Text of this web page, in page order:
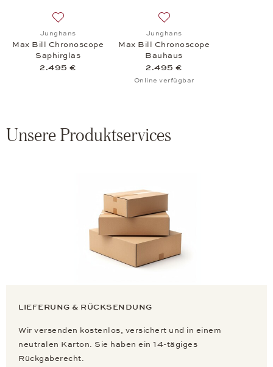
Junghans
Max Bill Chronoscope
Saphirglas
2.495 €
Junghans
Max Bill Chronoscope
Bauhaus
2.495 €
Online verfügbar
Unsere Produktservices
LIEFERUNG & RÜCKSENDUNG
Wir versenden kostenlos, versichert und in einem
neutralen Karton. Sie haben ein 14-tägiges
Rückgaberecht.